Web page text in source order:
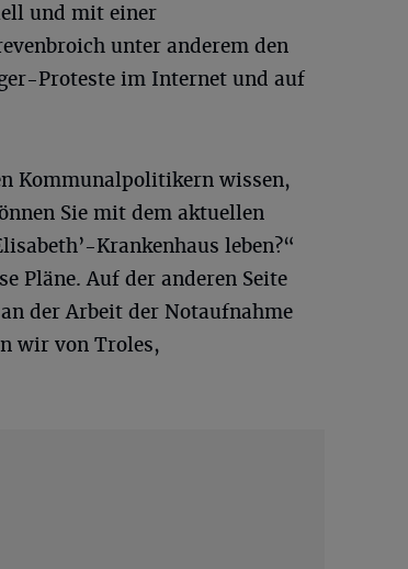
und mit einer
unter anderem den
Proteste im Internet und auf
Kommunalpolitikern wissen,
Sie mit dem aktuellen
Krankenhaus leben?“
Pläne. Auf der anderen Seite
der Arbeit der Notaufnahme
wir von Troles,